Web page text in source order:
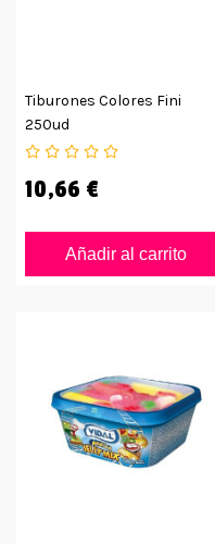
Tiburones Colores Fini
250ud
10,66 €
Añadir al carrito